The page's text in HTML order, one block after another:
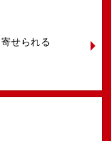
寄せられる